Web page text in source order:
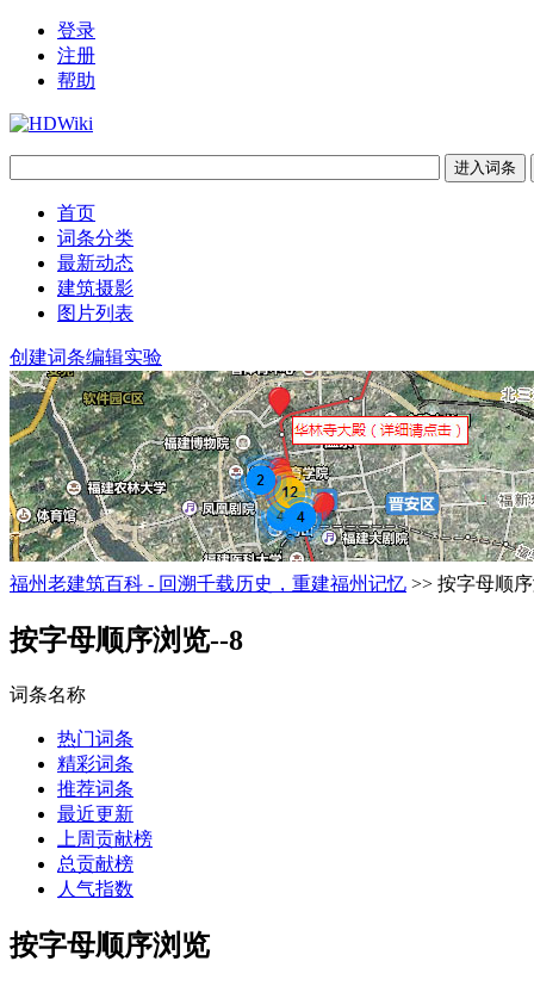
登录
注册
帮助
首页
词条分类
最新动态
建筑摄影
图片列表
创建词条编辑实验
福州老建筑百科 - 回溯千载历史，重建福州记忆 >> 按字母顺
按字母顺序浏览--8
词条名称
热门词条
精彩词条
推荐词条
最近更新
上周贡献榜
总贡献榜
人气指数
按字母顺序浏览